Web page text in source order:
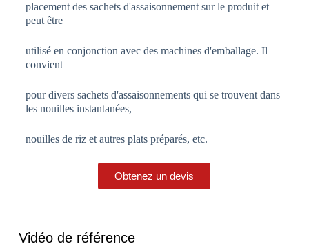
placement des sachets d'assaisonnement sur le produit et
peut être
utilisé en conjonction avec des machines d'emballage. Il
convient
pour divers sachets d'assaisonnements qui se trouvent dans
les nouilles instantanées,
nouilles de riz et autres plats préparés, etc.
Obtenez un devis
Vidéo de référence